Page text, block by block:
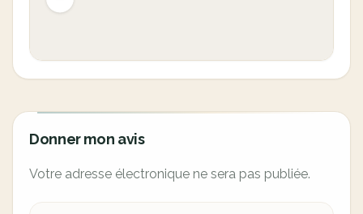
Donner mon avis
Votre adresse électronique ne sera pas publiée.